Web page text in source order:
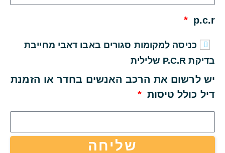
p.c.r
כניסה למקומות סגורים באבו דאבי מחייבת
בדיקת P.C.R שלילית
יש לרשום את הרכב האנשים בחדר או הזמנת
דיל כולל טיסות
שליחה